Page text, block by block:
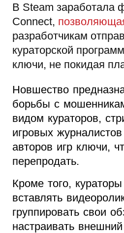
В Steam заработала
Connect,
разработчикам
кураторской
ключи, не покидая
Новшество
борьбы с
видом кураторов,
игровых
авторов игр ключи,
перепродать.
Кроме того,
вставлять
группировать свои
настраивать